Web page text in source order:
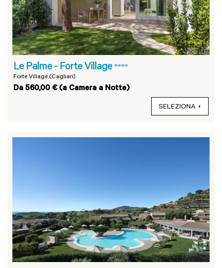
Le Palme - Forte Village ****
Forte Village (Cagliari)
Da 560,00 € (a Camera a Notte)
SELEZIONA